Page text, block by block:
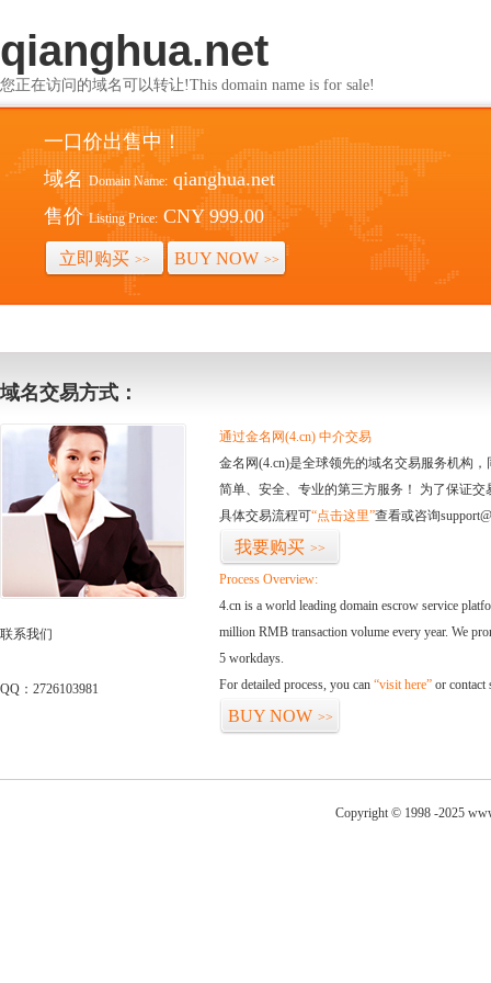
qianghua.net
您正在访问的域名可以转让!This domain name is for sale!
一口价出售中！
域名 Domain Name: qianghua.net
售价 Listing Price: CNY 999.00
立即购买 >> BUY NOW >>
域名交易方式：
联系我们
QQ：2726103981
通过金名网(4.cn) 中介交易
金名网(4.cn)是全球领先的域名交易服务机构
简单、安全、专业的第三方服务！ 为了保证
具体交易流程可“点击这里”查看或咨询
我要购买 >>
Process Overview:
4.cn is a world leading domain escrow service
million RMB transaction volume every year. We
5 workdays.
For detailed process, you can “visit here” or contact
BUY NOW >>
Copyright © 1998 -2025